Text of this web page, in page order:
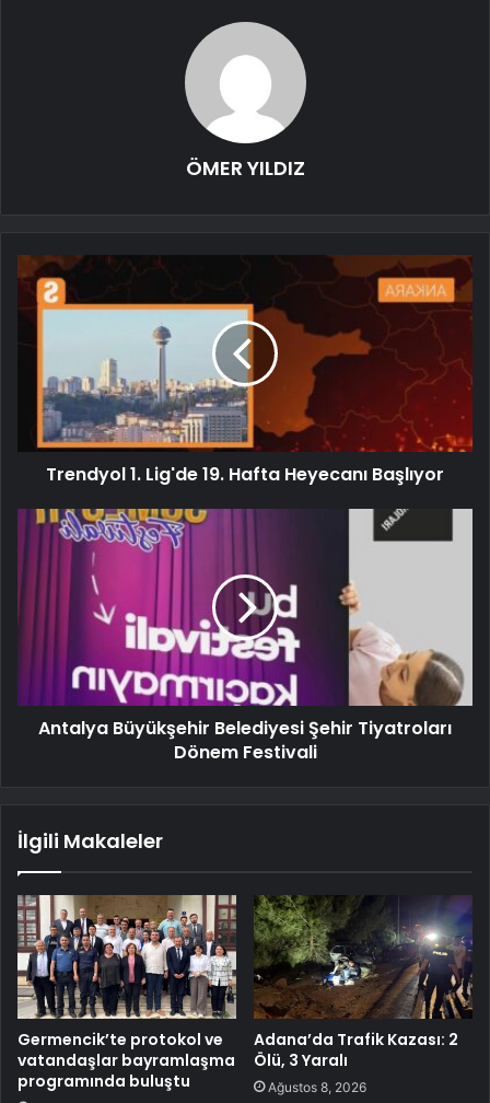
ÖMER YILDIZ
Trendyol 1. Lig'de 19. Hafta Heyecanı Başlıyor
Antalya Büyükşehir Belediyesi Şehir Tiyatroları
Dönem Festivali
İlgili Makaleler
Germencik’te protokol ve
vatandaşlar bayramlaşma
programında buluştu
Adana’da Trafik Kazası: 2
Ölü, 3 Yaralı
Ağustos 8, 2026